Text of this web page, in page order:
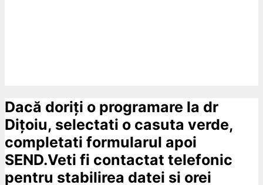
Dacă doriți o programare la dr
Dițoiu, selectati o casuta verde,
completati formularul apoi
SEND.Veti fi contactat telefonic
pentru stabilirea datei si orei